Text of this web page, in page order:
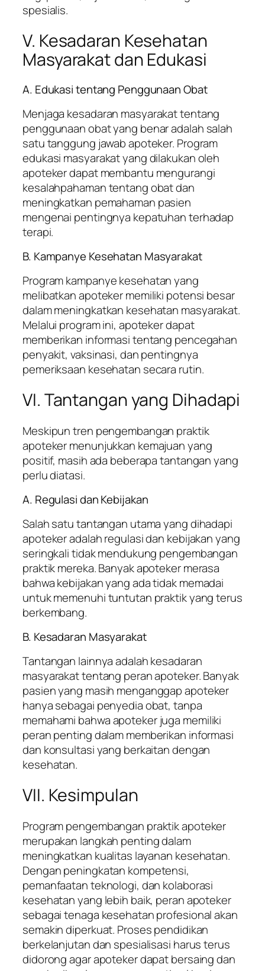
spesialis.
V. Kesadaran Kesehatan
Masyarakat dan Edukasi
A. Edukasi tentang Penggunaan Obat
Menjaga kesadaran masyarakat tentang
penggunaan obat yang benar adalah salah
satu tanggung jawab apoteker. Program
edukasi masyarakat yang dilakukan oleh
apoteker dapat membantu mengurangi
kesalahpahaman tentang obat dan
meningkatkan pemahaman pasien
mengenai pentingnya kepatuhan terhadap
terapi.
B. Kampanye Kesehatan Masyarakat
Program kampanye kesehatan yang
melibatkan apoteker memiliki potensi besar
dalam meningkatkan kesehatan masyarakat.
Melalui program ini, apoteker dapat
memberikan informasi tentang pencegahan
penyakit, vaksinasi, dan pentingnya
pemeriksaan kesehatan secara rutin.
VI. Tantangan yang Dihadapi
Meskipun tren pengembangan praktik
apoteker menunjukkan kemajuan yang
positif, masih ada beberapa tantangan yang
perlu diatasi.
A. Regulasi dan Kebijakan
Salah satu tantangan utama yang dihadapi
apoteker adalah regulasi dan kebijakan yang
seringkali tidak mendukung pengembangan
praktik mereka. Banyak apoteker merasa
bahwa kebijakan yang ada tidak memadai
untuk memenuhi tuntutan praktik yang terus
berkembang.
B. Kesadaran Masyarakat
Tantangan lainnya adalah kesadaran
masyarakat tentang peran apoteker. Banyak
pasien yang masih menganggap apoteker
hanya sebagai penyedia obat, tanpa
memahami bahwa apoteker juga memiliki
peran penting dalam memberikan informasi
dan konsultasi yang berkaitan dengan
kesehatan.
VII. Kesimpulan
Program pengembangan praktik apoteker
merupakan langkah penting dalam
meningkatkan kualitas layanan kesehatan.
Dengan peningkatan kompetensi,
pemanfaatan teknologi, dan kolaborasi
kesehatan yang lebih baik, peran apoteker
sebagai tenaga kesehatan profesional akan
semakin diperkuat. Proses pendidikan
berkelanjutan dan spesialisasi harus terus
didorong agar apoteker dapat bersaing dan